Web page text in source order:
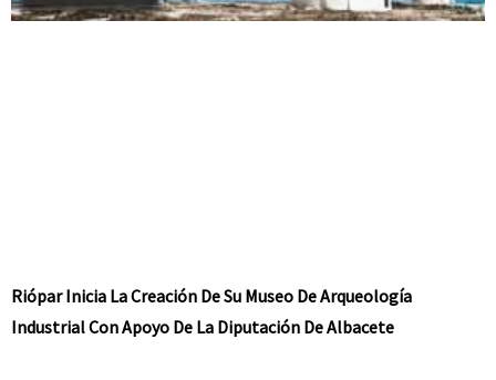
Riópar Inicia La Creación De Su Museo De Arqueología
Industrial Con Apoyo De La Diputación De Albacete